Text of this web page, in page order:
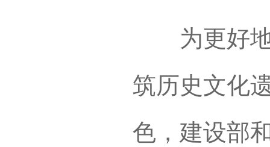
为更好地
筑历史文化
色，建设部